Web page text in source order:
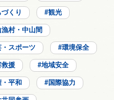
づくり 観光
漁村・中山間
・スポーツ 環境保全
救援 地域安全
・平和 国際協力